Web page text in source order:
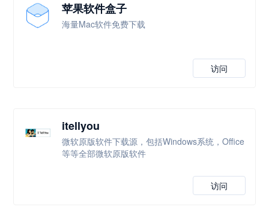
苹果软件盒子
海量Mac软件免费下载
访问
itellyou
微软原版软件下载源，包括Windows系统，Office
等等全部微软原版软件
访问